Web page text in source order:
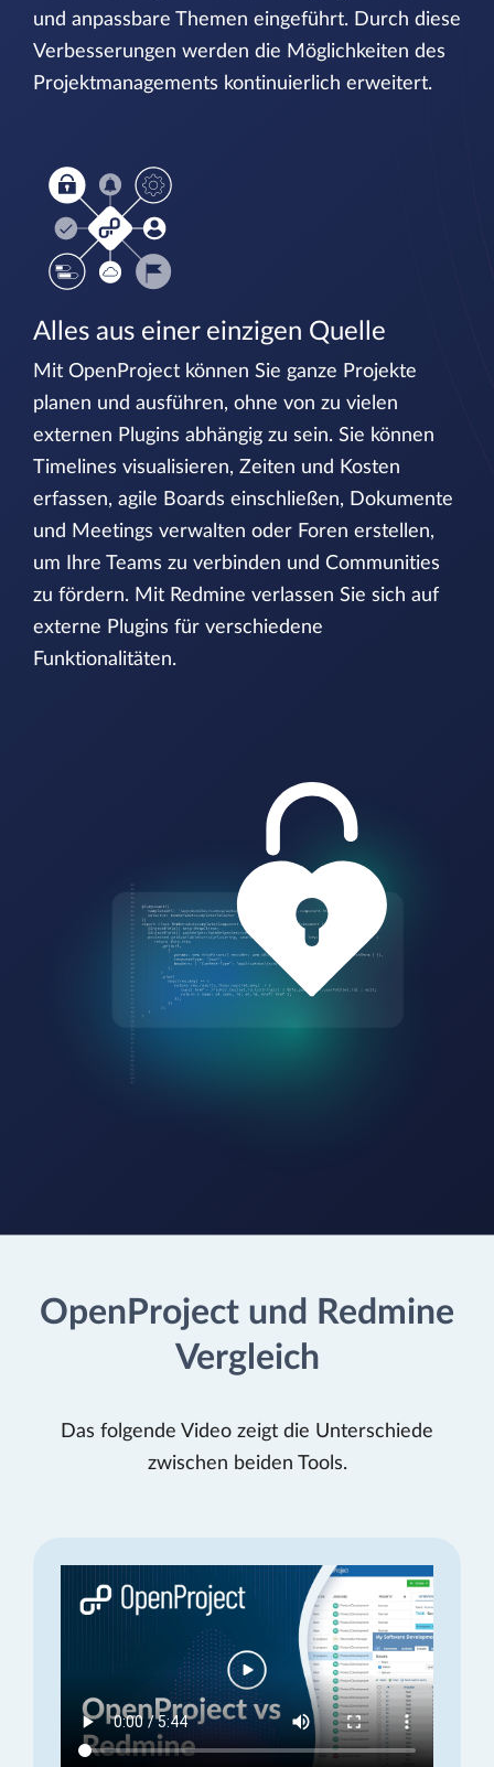
und anpassbare Themen eingeführt. Durch diese
Verbesserungen werden die Möglichkeiten des
Projektmanagements kontinuierlich erweitert.
Alles aus einer einzigen Quelle
Mit OpenProject können Sie ganze Projekte
planen und ausführen, ohne von zu vielen
externen Plugins abhängig zu sein. Sie können
Timelines visualisieren, Zeiten und Kosten
erfassen, agile Boards einschließen, Dokumente
und Meetings verwalten oder Foren erstellen,
um Ihre Teams zu verbinden und Communities
zu fördern. Mit Redmine verlassen Sie sich auf
externe Plugins für verschiedene
Funktionalitäten.
OpenProject und Redmine
Vergleich
Das folgende Video zeigt die Unterschiede
zwischen beiden Tools.